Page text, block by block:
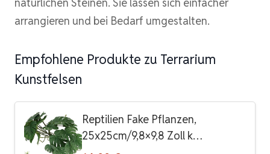
arrangieren und bei Bedarf umgestalten.
Empfohlene Produkte zu Terrarium
Kunstfelsen
Reptilien Fake Pflanzen,
25x25cm/9,8×9,8 Zoll k…